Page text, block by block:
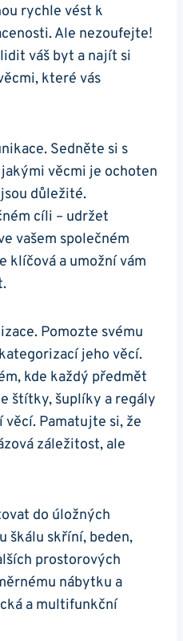
rychle vést k
Ale nezoufejte!
váš byt a najít si
které vás
Sedněte si s
věcmi je ochoten
důležité.
cíli – udržet
vašem společném
klíčová a umožní vám
Pomozte svému
jeho věcí.
kde každý předmět
štítky, šuplíky a regály
věcí. Pamatujte si, že
záležitost, ale
do úložných
škálu skříní, beden,
prostorových
nábytku a
a multifunkční